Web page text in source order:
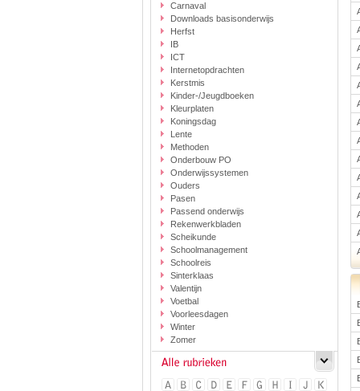
Carnaval
Downloads basisonderwijs
Herfst
IB
ICT
Internetopdrachten
Kerstmis
Kinder-/Jeugdboeken
Kleurplaten
Koningsdag
Lente
Methoden
Onderbouw PO
Onderwijssystemen
Ouders
Pasen
Passend onderwijs
Rekenwerkbladen
Scheikunde
Schoolmanagement
Schoolreis
Sinterklaas
Valentijn
Voetbal
Voorleesdagen
Winter
Zomer